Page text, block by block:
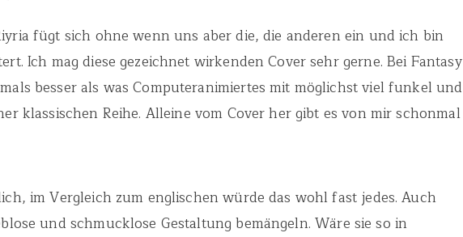
fügt sich ohne wenn uns aber die, die anderen ein und ich bin
Ich mag diese gezeichnet wirkenden Cover sehr gerne. Bei Fantasy
besser als was Computeranimiertes mit möglichst viel funkel und
klassischen Reihe. Alleine vom Cover her gibt es von mir schonmal
im Vergleich zum englischen würde das wohl fast jedes. Auch
und schmucklose Gestaltung bemängeln. Wäre sie so in